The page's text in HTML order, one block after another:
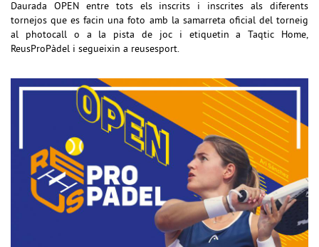
Daurada OPENentre tots els inscrits i inscrites als diferents
tornejos quees facin una foto amb la samarreta oficial del torneig
al photocall o a la pista de joc i etiquetin a Taqtic Home,
ReusProPàdel i segueixin a reusesport.